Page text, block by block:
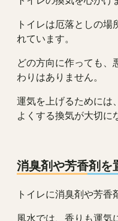
トイレは厄落としの
れています。
どの方向に作っても、
わりはありません。
運気を上げるためには
よくする換気が大切に
消臭剤や芳香剤を
トイレに消臭剤や芳香
風水では、香りも運気